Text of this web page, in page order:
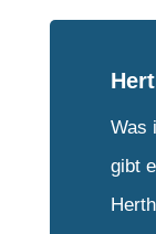
Was
gibt